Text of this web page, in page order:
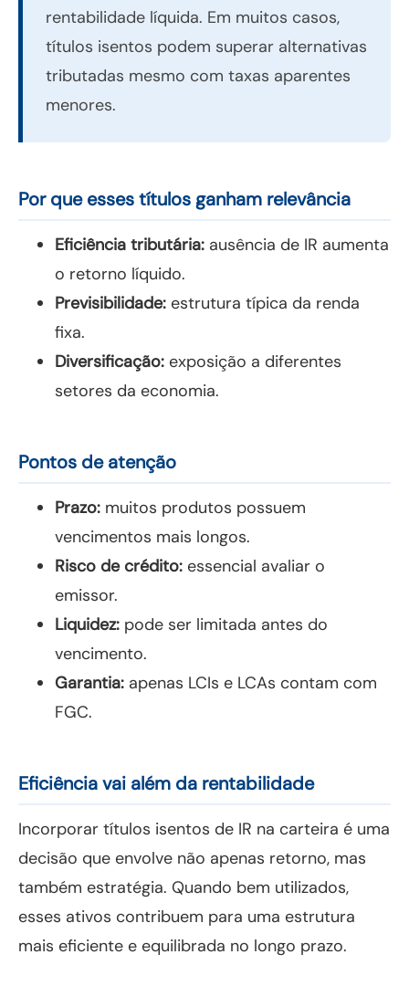
rentabilidade líquida. Em muitos casos,
títulos isentos podem superar alternativas
tributadas mesmo com taxas aparentes
menores.
Por que esses títulos ganham relevância
Eficiência tributária: ausência de IR aumenta
o retorno líquido.
Previsibilidade: estrutura típica da renda
fixa.
Diversificação: exposição a diferentes
setores da economia.
Pontos de atenção
Prazo: muitos produtos possuem
vencimentos mais longos.
Risco de crédito: essencial avaliar o
emissor.
Liquidez: pode ser limitada antes do
vencimento.
Garantia: apenas LCIs e LCAs contam com
FGC.
Eficiência vai além da rentabilidade
Incorporar títulos isentos de IR na carteira é uma
decisão que envolve não apenas retorno, mas
também estratégia. Quando bem utilizados,
esses ativos contribuem para uma estrutura
mais eficiente e equilibrada no longo prazo.